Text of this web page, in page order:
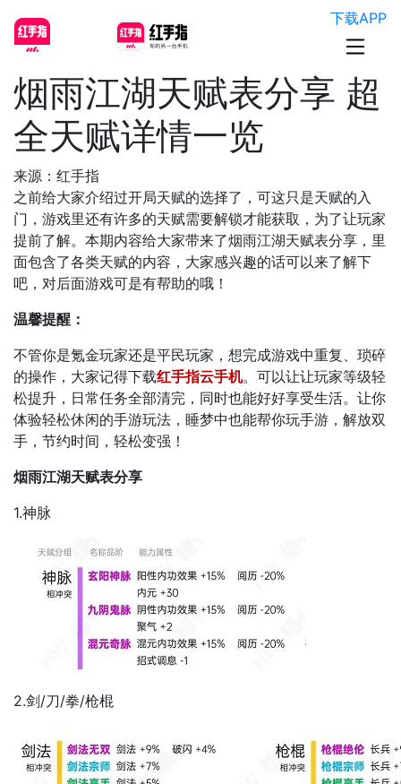
下载APP
烟雨江湖天赋表分享 超
全天赋详情一览
来源：红手指
之前给大家介绍过开局天赋的选择了，可这只是天赋的入
门，游戏里还有许多的天赋需要解锁才能获取，为了让玩家
提前了解。本期内容给大家带来了烟雨江湖天赋表分享，里
面包含了各类天赋的内容，大家感兴趣的话可以来了解下
吧，对后面游戏可是有帮助的哦！
温馨提醒：
不管你是氪金玩家还是平民玩家，想完成游戏中重复、琐碎
的操作，大家记得下载红手指云手机。可以让让玩家等级轻
松提升，日常任务全部清完，同时也能好好享受生活。让你
体验轻松休闲的手游玩法，睡梦中也能帮你玩手游，解放双
手，节约时间，轻松变强！
烟雨江湖天赋表分享
1.神脉
2.剑/刀/拳/枪棍